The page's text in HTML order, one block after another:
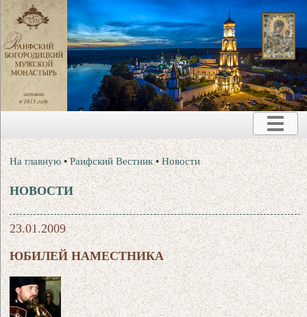
На главную •Раифский Вестник •Новости
НОВОСТИ
23.01.2009
ЮБИЛЕЙ НАМЕСТНИКА